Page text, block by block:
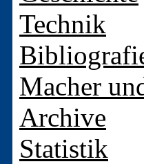
Technik
Macher
Archive
Statistik